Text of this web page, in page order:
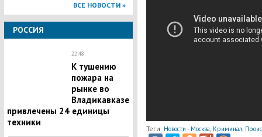
ВСЕ НОВОСТИ »
РОССИЯ
22:48
К тушению
пожара на
рынке во
Владикавказе
привлечены 24 единицы
техники
Теги: Новости - Москва Криминал